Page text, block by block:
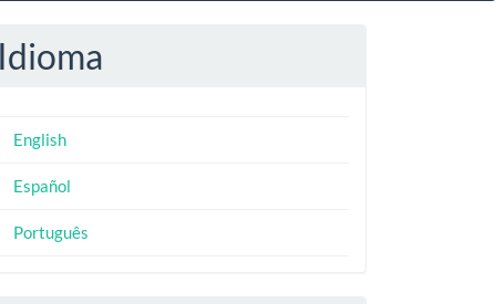
Idioma
English
Español
Português